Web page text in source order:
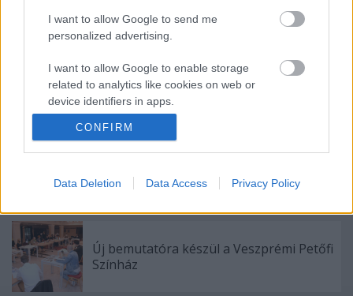
I want to allow Google to send me
personalized advertising.
I want to allow Google to enable storage
related to analytics like cookies on web or
device identifiers in apps.
I want to allow Google to enable storage
related to functionality of the website or app.
I want to allow Google to enable storage
I want to allow Google to enable storage
related to security, including authentication
functionality and fraud prevention, and other
user protection.
CONFIRM
Data Deletion Data Access Privacy Policy
Ajánlott bejegyzések:
Akárki a Dóm téren
Vígszínház
Új bemutatóra készül a Veszprémi Petőfi
Színház